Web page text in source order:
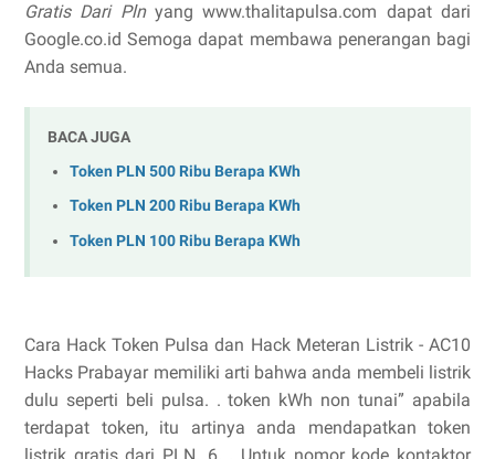
Gratis Dari Pln yang www.thalitapulsa.com dapat dari
Google.co.id Semoga dapat membawa penerangan bagi
Anda semua.
BACA JUGA
Token PLN 500 Ribu Berapa KWh
Token PLN 200 Ribu Berapa KWh
Token PLN 100 Ribu Berapa KWh
Cara Hack Token Pulsa dan Hack Meteran Listrik - AC10
Hacks Prabayar memiliki arti bahwa anda membeli listrik
dulu seperti beli pulsa. . token kWh non tunai” apabila
terdapat token, itu artinya anda mendapatkan token
listrik gratis dari PLN. 6. . Untuk nomor kode kontaktor